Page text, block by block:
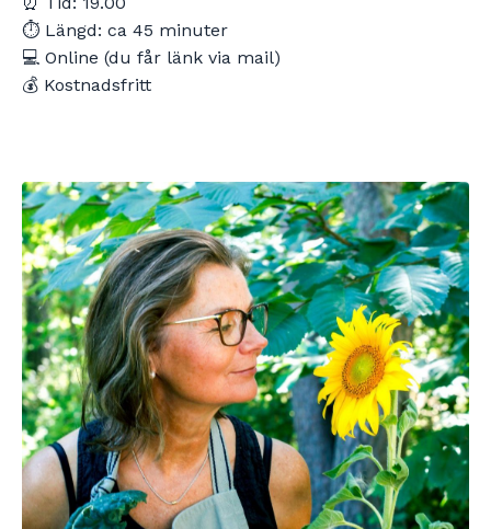
⏱ Längd: ca 45 minuter
💻 Online (du får länk via mail)
💰 Kostnadsfritt